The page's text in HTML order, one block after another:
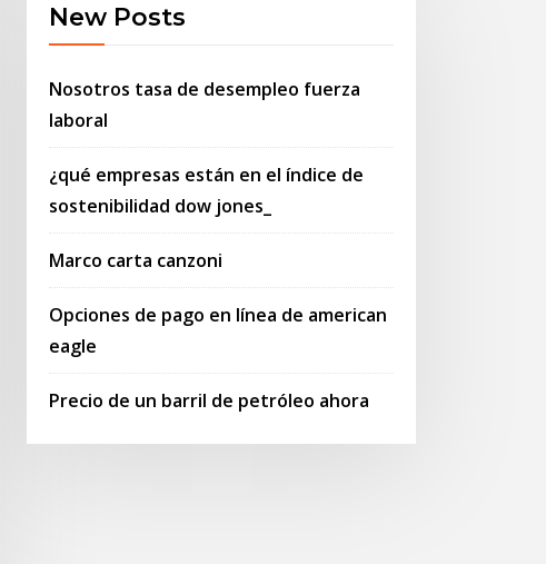
New Posts
Nosotros tasa de desempleo fuerza
laboral
¿qué empresas están en el índice de
sostenibilidad dow jones_
Marco carta canzoni
Opciones de pago en línea de american
eagle
Precio de un barril de petróleo ahora